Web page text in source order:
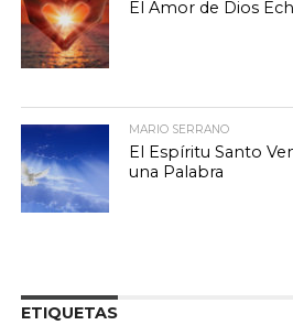
El Amor de Dios
MARIO SERRANO
El Espíritu Santo
una Palabra
ETIQUETAS